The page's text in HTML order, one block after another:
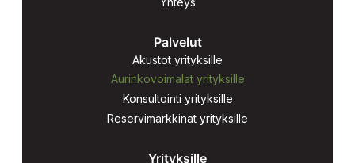
Palvelut
Akustot yrityksille
Aurinkovoimalat yrityksille
Konsultointi yrityksille
Reservimarkkinat yrityksille
Yrityksille